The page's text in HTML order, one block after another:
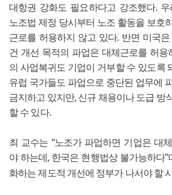
대항권 강화도 필요하다고 강조했다.
노조법 제정 당시부터 노조 활동을 보호
근로를 허용하지 않고 있다. 반면 미국
건 개선 목적의 파업은 대체근로를 허용
의 사업복귀도 기업이 거부할 수 있도록
유럽 국가들도 파업으로 중단된 업무에
금지하고 있지만, 신규 채용이나 도급 방
할 수 있다.
최 교수는 “노조가 파업하면 기업은 대
야 하는데, 한국은 현행법상 불가능하다
화하는 제도적 개선에 정부가 나서야 할